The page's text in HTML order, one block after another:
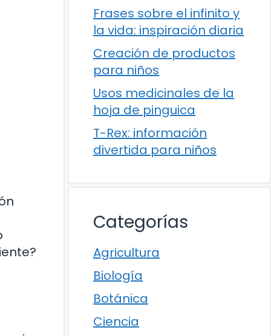
Frases sobre el infinito y
la vida: inspiración diaria
Creación de productos
para niños
Usos medicinales de la
hoja de pinguica
T-Rex: información
divertida para niños
Categorías
Agricultura
Biología
Botánica
Ciencia